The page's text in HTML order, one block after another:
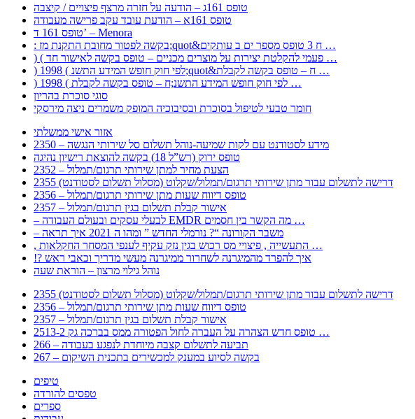
טופס 161ג – הודעה על חזרה מרצף פיצויים / קיצבה
טופס 161א – הודעת עובד עקב פרישה מעבודה
טופס 161 ד’ – Menora
: בקשה לפטור מחובת התקנת מז;quot&ח 3 טופס מספר ים ב עותקים …
) ( פעמי להקלטת יצירות על מוצרים מכניים – טופס בקשה לאישור חד …
) 1998 ( לפי חוק חופש המידע התשנ;quot&ח – טופס בקשה לקבלת …
) 1998 ( לפי חוק חופש המידע התשנ;ח – טופס בקשה לקבלת …
סוגי סוכרת בהריון
חומר טבעי לטיפול בסוכרת ובסיבוכיה המופק משמרים ניצה מירסקי
אזור אישי ממשלתי
2350 – מידע לסטודנט עם לקות שמיעה-נוהל תשלום סל שירותי הנגשה
טופס ירוק (רש”ל 18) בקשה להוצאת רישיון נהיגה
2352 – הצעת מחיר למתן שירותי תרגום/תמלול
2355 דרישה לתשלום עבור מתן שירותי תרגום/תמלול/שקלוט (מסלול תשלום לסטודנט)
2356 – טופס דיווח שעות מתן שירותי תרגום/תמלול
2357 – אישור קבלת תשלום בגין תרגום/תמלול
– לבעלי עסקים ובעולם העבודה EMDR מה הקשר בין חסמים …
– משבר הקורונה “? נורמלי החדש ” ומהו ה 2021 איך תראה
, התעשייה , פיצויי מס רכוש בגין נזק עקיף לענפי המסחר החקלאות …
!? איך להפרד מהמיגרנה לשחרור ממיגרנה מעשי מדריך וכאבי ראש
נוהל גילוי מרצון – הוראת שעה
2355 דרישה לתשלום עבור מתן שירותי תרגום/תמלול/שקלוט (מסלול תשלום לסטודנט)
2356 – טופס דיווח שעות מתן שירותי תרגום/תמלול
2357 – אישור קבלת תשלום בגין תרגום/תמלול
2513-2 טופס חדש הצהרה על העברה לחול הפטורה ממס בברכה גק …
266 – תביעה לתשלום קצבה מיוחדת לנפגע בעבודה
267 – בקשה לסיוע במענק למכשירים בתכנית השיקום
טיפים
טפסים להורדה
ספרים